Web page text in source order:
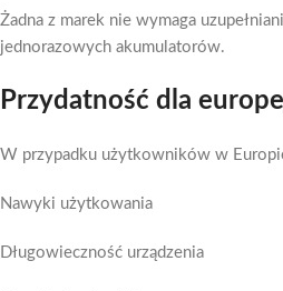
Żadna z marek nie wymaga
jednorazowych akumulatorów.
Przydatność dla
W przypadku użytkowników w
Nawyki użytkowania
Długowieczność urządzenia